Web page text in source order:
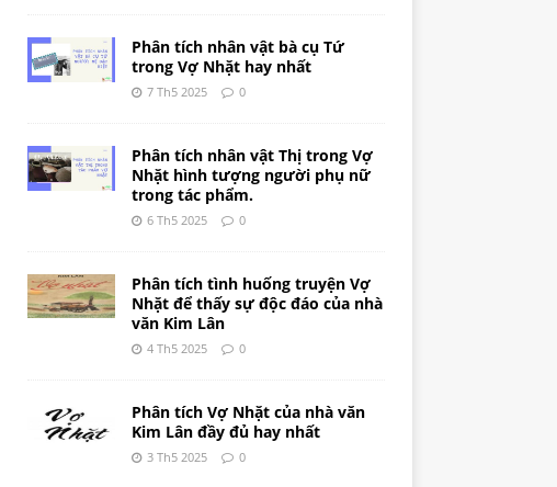
Phân tích nhân vật bà cụ Tứ
trong Vợ Nhặt hay nhất
7 Th5 2025 0
Phân tích nhân vật Thị trong Vợ
Nhặt hình tượng người phụ nữ
trong tác phẩm.
6 Th5 2025 0
Phân tích tình huống truyện Vợ
Nhặt để thấy sự độc đáo của nhà
văn Kim Lân
4 Th5 2025 0
Phân tích Vợ Nhặt của nhà văn
Kim Lân đầy đủ hay nhất
3 Th5 2025 0